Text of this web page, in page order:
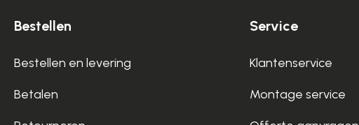
Bestellen
Bestellen en levering
Betalen
Service
Klantenservice
Montage service